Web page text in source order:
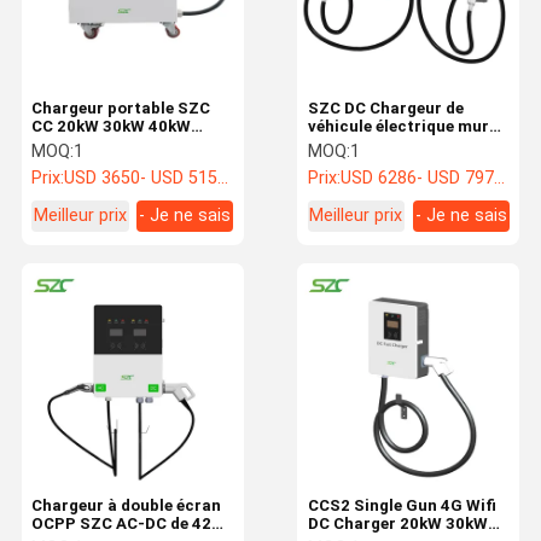
Maison
Au Sujet De
SZC DC Chargeur de
véhicule électrique mural
40kW 60kW Projet de
matériaux en acier
galvanisé Enchère de
charge Plie CCS2 avec
double pistolet
MOQ:1
Prix:USD 6286- USD 7974/ Unit
Meilleur prix
- Je ne sais
Chargeur portable SZC
CC 20kW 30kW 40kW
CCS2 Single Gun pour le
sauvetage d'urgence des
camions électriques
MOQ:1
Prix:USD 3650- USD 5156/ Unit
Meilleur prix
- Je ne sais
CCS2 Single Gun 4G Wifi
DC Charger 20kW 30kW
Chargeur à double écran
OCPP SZC AC-DC de 42